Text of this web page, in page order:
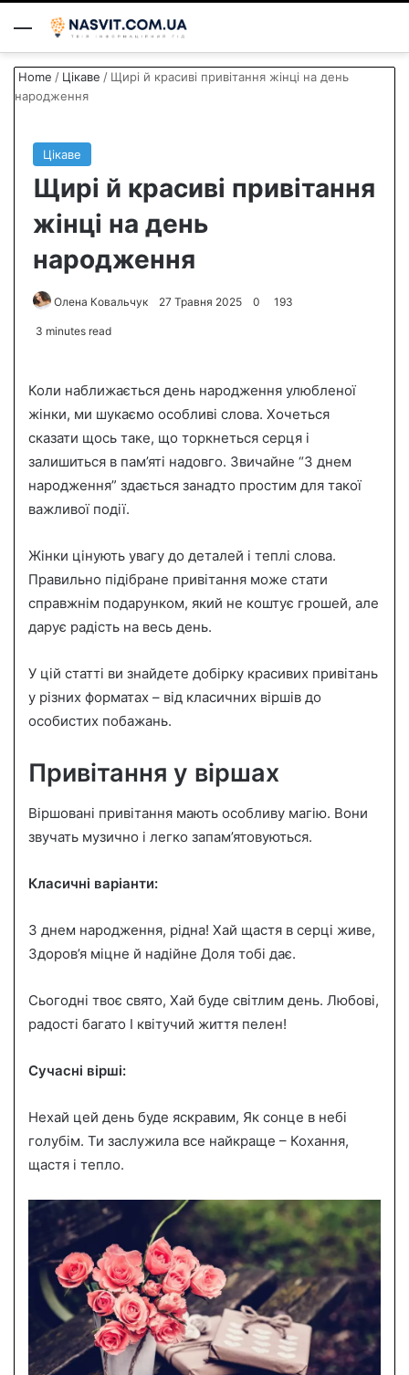
Menu
Home / Цікаве / Щирі й красиві привітання жінці на день
народження
Цікаве
Щирі й красиві привітання
жінці на день
народження
Олена Ковальчук
a
n
e
m
27 Травня 2025 0 193
3 minutes read
Коли наближається день народження улюбленої
жінки, ми шукаємо особливі слова. Хочеться
сказати щось таке, що торкнеться серця і
залишиться в пам’яті надовго. Звичайне “З днем
народження” здається занадто простим для такої
важливої події.
Жінки цінують увагу до деталей і теплі слова.
Правильно підібране привітання може стати
справжнім подарунком, який не коштує грошей, але
дарує радість на весь день.
У цій статті ви знайдете добірку красивих привітань
у різних форматах – від класичних віршів до
особистих побажань.
Привітання у віршах
Віршовані привітання мають особливу магію. Вони
звучать музично і легко запам’ятовуються.
Класичні варіанти:
З днем народження, рідна! Хай щастя в серці живе,
Здоров’я міцне й надійне Доля тобі дає.
Сьогодні твоє свято, Хай буде світлим день. Любові,
радості багато І квітучий життя пелен!
Сучасні вірші:
Нехай цей день буде яскравим, Як сонце в небі
голубім. Ти заслужила все найкраще – Кохання,
щастя і тепло.